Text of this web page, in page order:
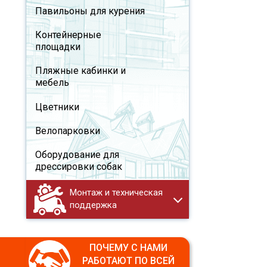
Павильоны для курения
Контейнерные
площадки
Пляжные кабинки и
мебель
Цветники
Велопарковки
Оборудование для
дрессировки собак
Монтаж и техническая
поддержка
ПОЧЕМУ С НАМИ
РАБОТАЮТ ПО ВСЕЙ